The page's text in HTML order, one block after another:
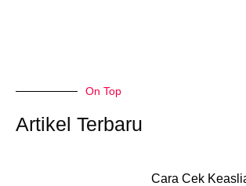
On Top
Artikel Terbaru
Cara Cek